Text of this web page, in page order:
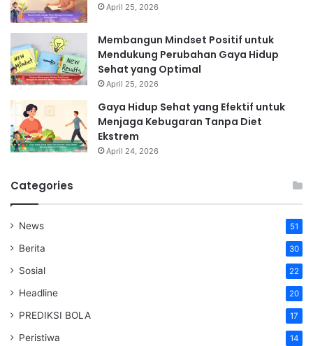
April 25, 2026
Membangun Mindset Positif untuk
Mendukung Perubahan Gaya Hidup
Sehat yang Optimal
April 25, 2026
Gaya Hidup Sehat yang Efektif untuk
Menjaga Kebugaran Tanpa Diet
Ekstrem
April 24, 2026
Categories
News 51
Berita 30
Sosial 22
Headline 20
PREDIKSI BOLA 17
Peristiwa 14